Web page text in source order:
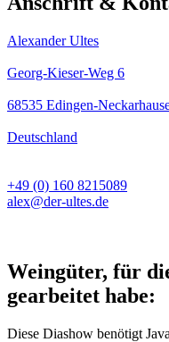
Alexander Ultes
Georg-Kieser-Weg 6
68535 Edingen-
Deutschland
+49 (0) 160 8215089
alex@der-ultes.de
Weingüter, für
gearbeitet habe:
Diese Diashow benötigt